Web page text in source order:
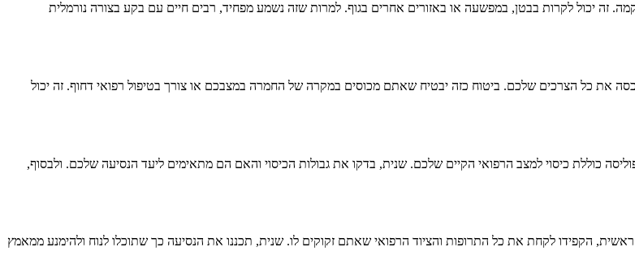
זה יכול לקרות בבטן, במפשעה או באזורים אחרים בגוף. למרות שזה נשמע מפחיד, רבים חיים עם בקע בצורה נורמלית
את כל הצרכים שלכם. ביטוח כזה יבטיח שאתם מכוסים במקרה של החמרה במצבכם או צורך בטיפול רפואי דחוף. זה יכול
כוללת כיסוי למצב הרפואי הקיים שלכם. שנית, בדקו את גבולות הכיסוי והאם הם מתאימים ליעד הנסיעה שלכם. ולבסוף,
הקפידו לקחת את כל התרופות והציוד הרפואי שאתם זקוקים לו. שנית, תכננו את הנסיעה כך שתוכלו לנוח ולהימנע ממאמץ